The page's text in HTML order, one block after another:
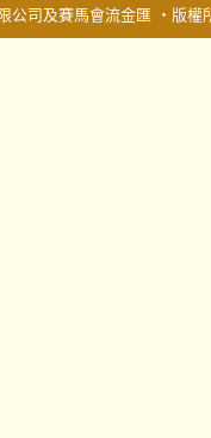
公司及賽馬會流金匯 ‧版權